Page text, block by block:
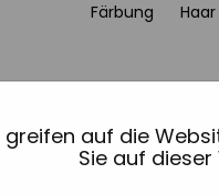
greifen auf die
Sie auf
Färbung Haar
Sehr